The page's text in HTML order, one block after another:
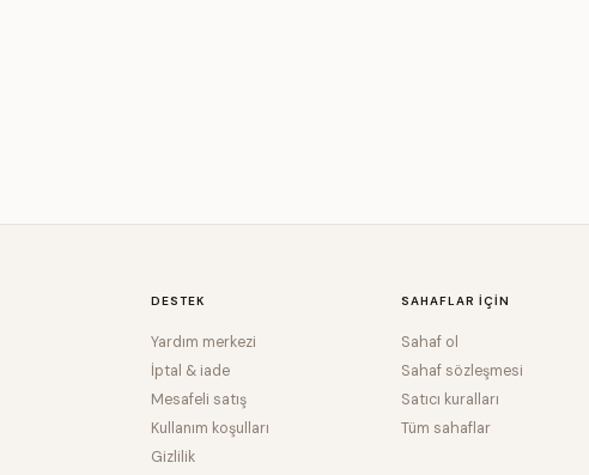
DESTEK
Yardım merkezi
İptal & iade
Mesafeli satış
Kullanım koşulları
Gizlilik
SAHAFLAR IÇIN
Sahaf ol
Sahaf sözleşmesi
Satıcı kuralları
Tüm sahaflar